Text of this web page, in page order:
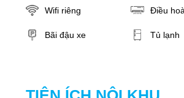
Wifi riêng Điều hoà
Bãi đậu xe Tủ lạnh